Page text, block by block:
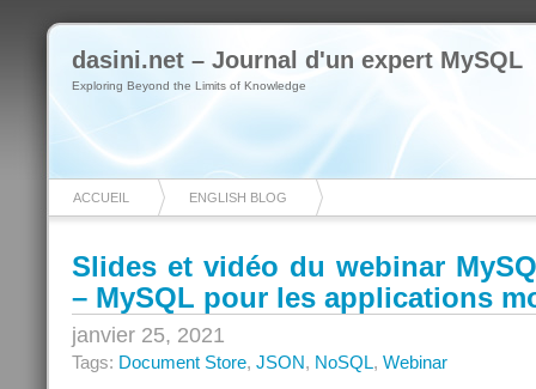
dasini.net – Journal d'un expert MySQL
Exploring Beyond the Limits of Knowledge
ACCUEIL ENGLISH BLOG
Slides et vidéo du webinar
– MySQL pour les applications
janvier 25, 2021
Tags: Document Store, JSON, NoSQL, Webinar